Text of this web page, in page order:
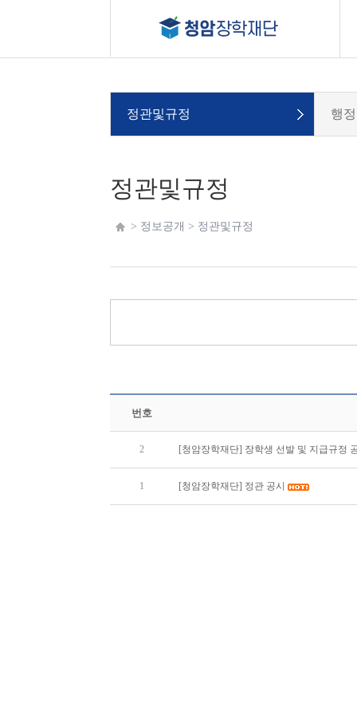
정관및규정 행
정관및규정
> 정보공개 > 정관및규정
번호
2 [청암장학재단] 장학생 선발 및 지급규정
1 [청암장학재단] 정관 공시